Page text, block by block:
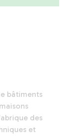
bâtiments
des
et